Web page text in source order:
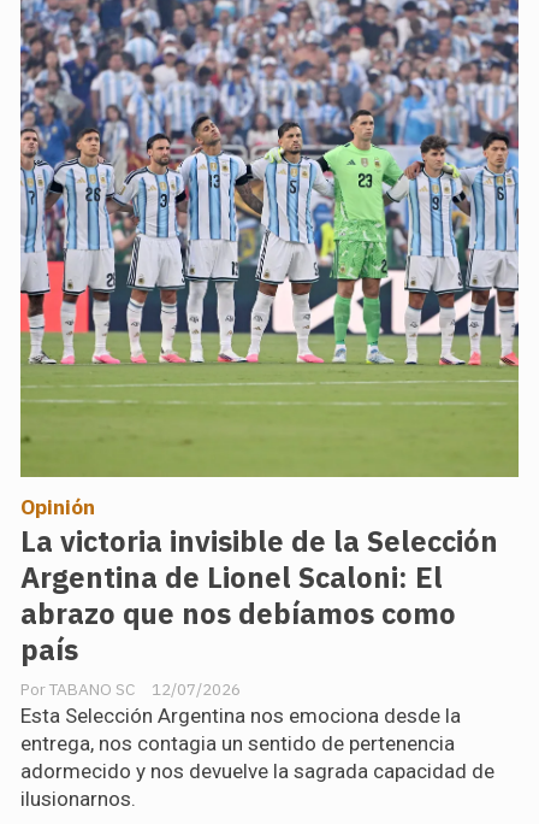
La victoria invisible de la Selección
Argentina de Lionel Scaloni: El
abrazo que nos debíamos como
país
TABANO SC
Opinión
12/07/2026
Esta Selección Argentina nos emociona desde la
entrega, nos contagia un sentido de pertenencia
adormecido y nos devuelve la sagrada capacidad de
ilusionarnos.